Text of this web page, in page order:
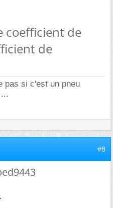
coefficient de
de
pas si c'est un pneu
#8